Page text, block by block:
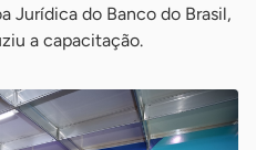
Jurídica do Banco do Brasil,
a capacitação.